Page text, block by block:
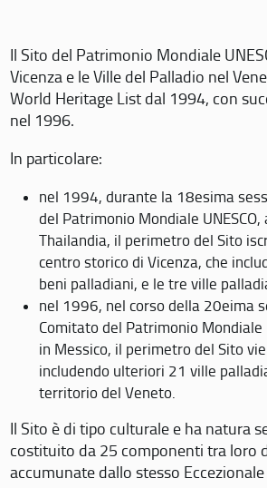
Il Sito del Patrimonio Mondiale
Vicenza e le Ville del Palladio nel
World Heritage List dal 1994, con
nel 1996.
In particolare:
nel 1994, durante la 18esima
del Patrimonio Mondiale UNESCO,
Thailandia, il perimetro del Sito
centro storico di Vicenza, che
beni palladiani, e le tre ville
nel 1996, nel corso della 20eima
Comitato del Patrimonio Mondiale
in Messico, il perimetro del Sito
includendo ulteriori 21 ville
territorio del Veneto.
Il Sito è di tipo culturale e ha natura
costituito da 25 componenti tra loro
accumunate dallo stesso